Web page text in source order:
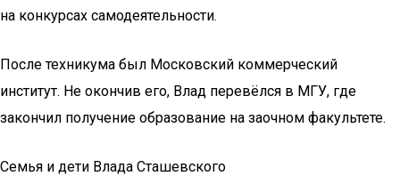
на конкурсах самодеятельности.
После техникума был Московский коммерческий
институт. Не окончив его, Влад перевёлся в МГУ, где
закончил получение образование на заочном факультете.
Семья и дети Влада Сташевского